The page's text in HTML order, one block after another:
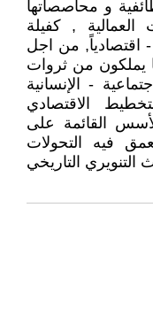
و محاصصاتها
العمالية , كفيلة
- اقتصادياً, من اجل
يملكون من ثروات
- الإنسانية
الاقتصادي
القائمة على
فيه التحولات
التنويري التاريخي